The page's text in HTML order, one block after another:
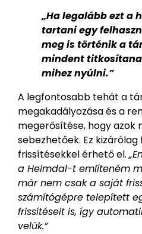
„Ha legalább ezt a
tartani egy
meg is történik a
mindent
mihez nyúlni.”
A legfontosabb tehát a
megakadályozása és a
megerősítése, hogy azok
sebezhetőek. Ez
frissítésekkel érhető el.
a Heimdal-t említeném
már nem csak a saját
számítógépre telepített
frissítéseit is, így
velük.”